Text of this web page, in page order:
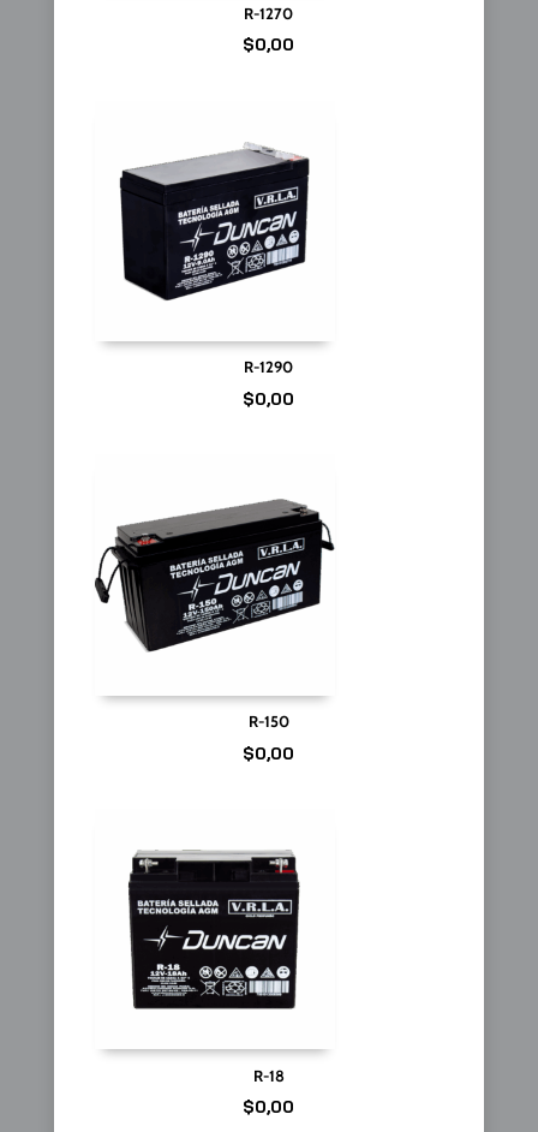
R-1270
$0,00
R-1290
$0,00
R-150
$0,00
R-18
$0,00